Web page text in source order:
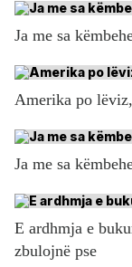
Ja me sa
Amerika po
Ja me sa
E ardhmja e
zbulojnë pse